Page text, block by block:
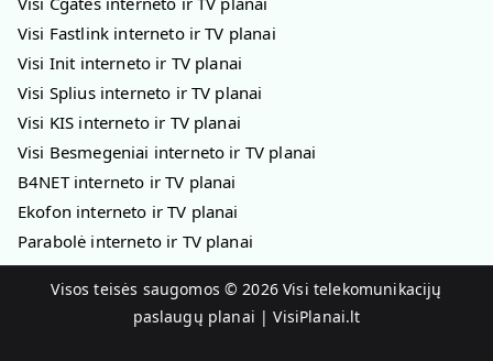
Visi Fastlink interneto ir TV planai
Visi Init interneto ir TV planai
Visi Splius interneto ir TV planai
Visi KIS interneto ir TV planai
Visi Besmegeniai interneto ir TV planai
B4NET interneto ir TV planai
Ekofon interneto ir TV planai
Parabolė interneto ir TV planai
Visos teisės saugomos © 2026Visi telekomunikacijų
paslaugų planai | VisiPlanai.lt